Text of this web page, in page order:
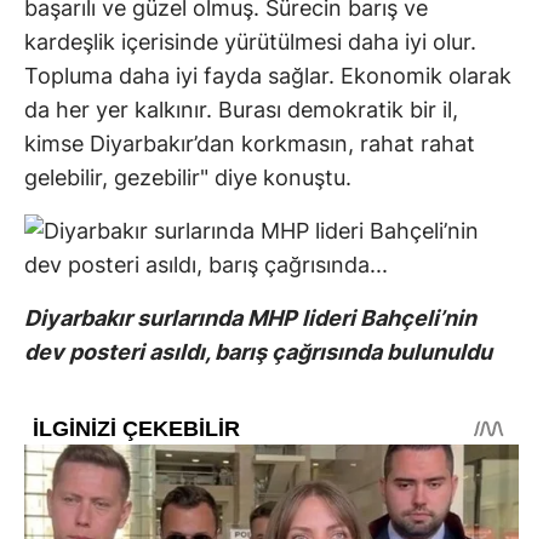
başarılı ve güzel olmuş. Sürecin barış ve
kardeşlik içerisinde yürütülmesi daha iyi olur.
Topluma daha iyi fayda sağlar. Ekonomik olarak
da her yer kalkınır. Burası demokratik bir il,
kimse Diyarbakır’dan korkmasın, rahat rahat
gelebilir, gezebilir" diye konuştu.
Diyarbakır surlarında MHP lideri Bahçeli’nin
dev posteri asıldı, barış çağrısında bulunuldu